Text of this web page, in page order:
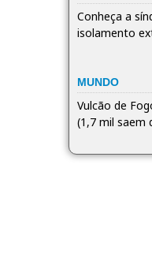
Conheça a
isolamento
MUNDO
Vulcão de
(1,7 mil saem